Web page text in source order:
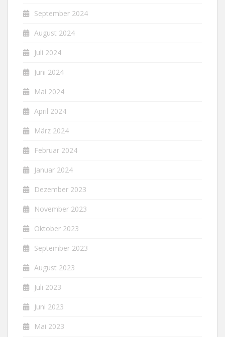
September 2024
August 2024
Juli 2024
Juni 2024
Mai 2024
April 2024
März 2024
Februar 2024
Januar 2024
Dezember 2023
November 2023
Oktober 2023
September 2023
August 2023
Juli 2023
Juni 2023
Mai 2023